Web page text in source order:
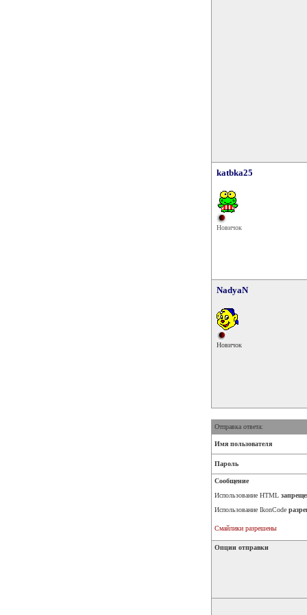
katbka25
Новичок
NadyaN
Новичок
Отправка ответа:
Имя пользователя
Пароль
Сообщение
Использование HTML
Использование IkonCode
Смайлики разрешены
Опции отправки